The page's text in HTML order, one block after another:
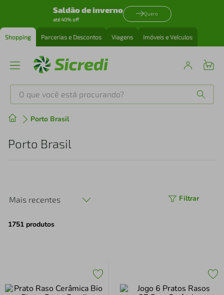
Saldão de inverno
até 40% off
Quero
Shopping Parcerias e Descontos Viagens Imóveis e Veículos
O que você está procurando?
Porto Brasil
Porto Brasil
Mais recentes Filtrar
1751 produtos
Produtos mais buscados
1º tenis
perfume
4º air fryer